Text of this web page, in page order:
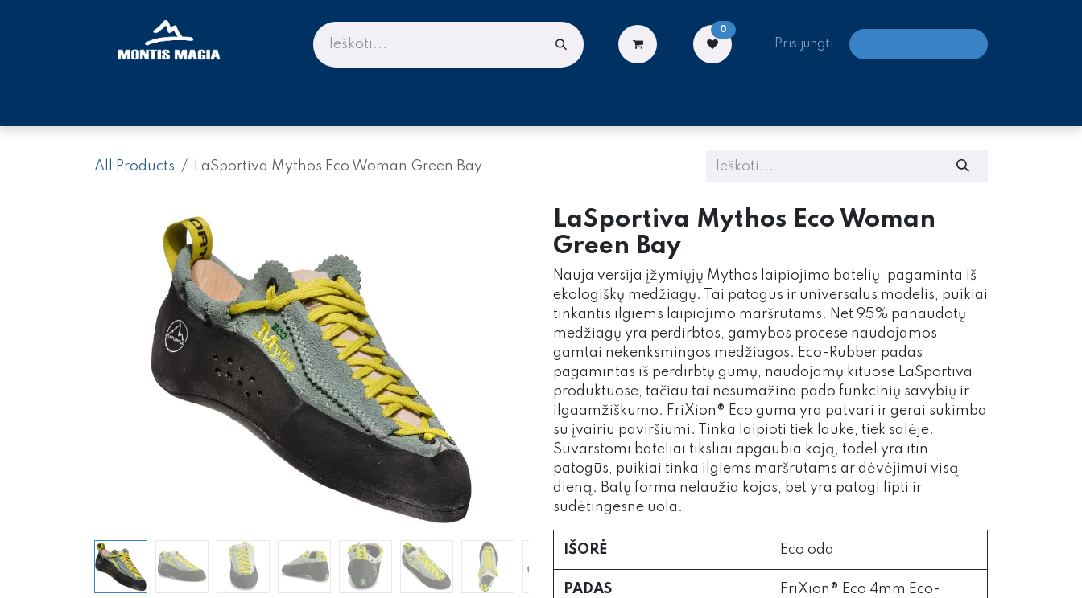
0
Prisijungti
All Products LaSportiva Mythos Eco Woman Green Bay
LaSportiva Mythos Eco Woman
Green Bay
Nauja versija įžymiųjų Mythos laipiojimo batelių, pagaminta iš
ekologiškų medžiagų. Tai patogus ir universalus modelis, puikiai
tinkantis ilgiems laipiojimo maršrutams. Net 95% panaudotų
medžiagų yra perdirbtos, gamybos procese naudojamos
gamtai nekenksmingos medžiagos. Eco-Rubber padas
pagamintas iš perdirbtų gumų, naudojamų kituose LaSportiva
produktuose, tačiau tai nesumažina pado funkcinių savybių ir
ilgaamžiškumo. FriXion® Eco guma yra patvari ir gerai sukimba
su įvairiu paviršiumi. Tinka laipioti tiek lauke, tiek salėje.
Suvarstomi bateliai tiksliai apgaubia koją, todėl yra itin
patogūs, puikiai tinka ilgiems maršrutams ar dėvėjimui visą
dieną. Batų forma nelaužia kojos, bet yra patogi lipti ir
sudėtingesne uola.
IŠORĖ Eco oda
PADAS
FriXion® Eco 4mm Eco-